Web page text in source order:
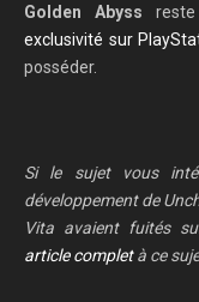
Golden Abyss
exclusivité sur
posséder.
Si le sujet vous
développement de
Vita avaient fuités
article completà ce